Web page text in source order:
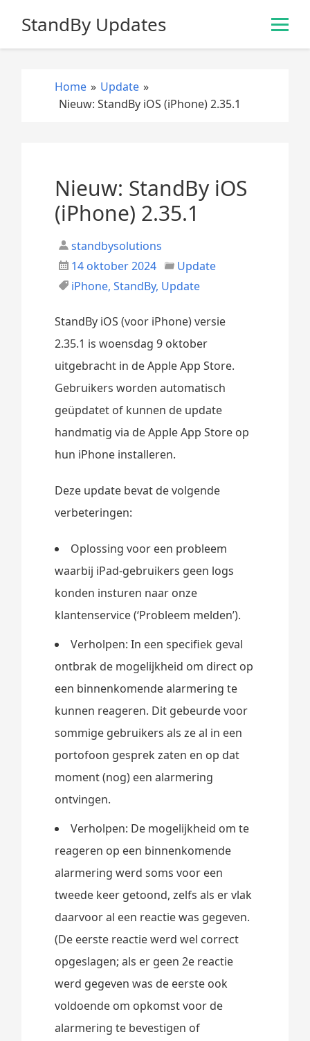
StandBy Updates
Home » Update »
Nieuw: StandBy iOS (iPhone) 2.35.1
Nieuw: StandBy iOS
(iPhone) 2.35.1
standbysolutions
14 oktober 2024
Update
iPhone,StandBy, Update
StandBy iOS (voor iPhone) versie
2.35.1 is woensdag 9 oktober
uitgebracht in de Apple App Store.
Gebruikers worden automatisch
geüpdatet of kunnen de update
handmatig via de Apple App Store op
hun iPhone installeren.
Deze update bevat de volgende
verbeteringen:
Oplossing voor een probleem
waarbij iPad-gebruikers geen logs
konden insturen naar onze
klantenservice (‘Probleem melden’).
Verholpen: In een specifiek geval
ontbrak de mogelijkheid om direct op
een binnenkomende alarmering te
kunnen reageren. Dit gebeurde voor
sommige gebruikers als ze al in een
portofoon gesprek zaten en op dat
moment (nog) een alarmering
ontvingen.
Verholpen: De mogelijkheid om te
reageren op een binnenkomende
alarmering werd soms voor een
tweede keer getoond, zelfs als er vlak
daarvoor al een reactie was gegeven.
(De eerste reactie werd wel correct
opgeslagen; als er geen 2e reactie
werd gegeven was de eerste ook
voldoende om opkomst voor de
alarmering te bevestigen of